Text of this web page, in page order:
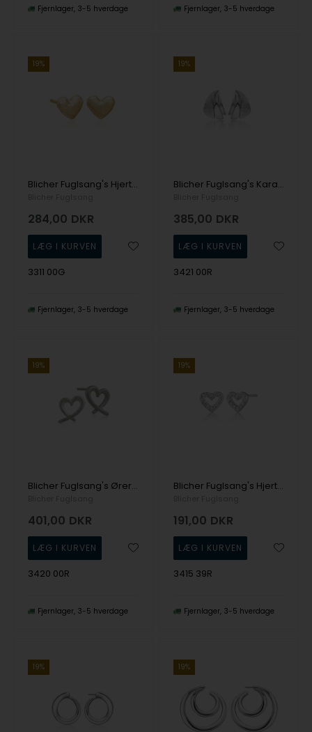
Fjernlager 3-5 hverdage Fjernlager 3-5 hverdage
19%
Blicher Fuglsang's Hjerte ørestikkere i guldbelagt sølv
284,00 DKR
3311 00G
Fjernlager 3-5 hverdage
19%
Blicher Fuglsang's Karakterfulde ørestikker i sølv
385,00 DKR
3421 00R
Fjernlager 3-5 hverdage
19%
Blicher Fuglsang's Øreringe i sølv med hjerter
401,00 DKR
3420 00R
Fjernlager 3-5 hverdage
19%
Blicher Fuglsang's Hjerte ørestikker i sølv
191,00 DKR
3415 39R
Fjernlager 3-5 hverdage
19% 19%